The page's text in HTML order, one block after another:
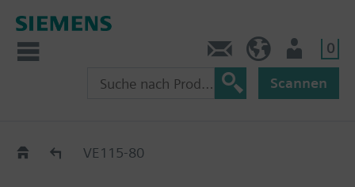
0
Scannen
Austauschhilfe
VE115-80